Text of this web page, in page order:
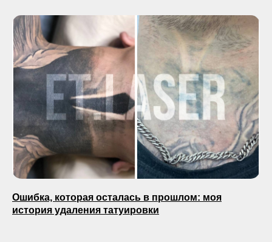
Ошибка, которая осталась в прошлом: моя
история удаления татуировки